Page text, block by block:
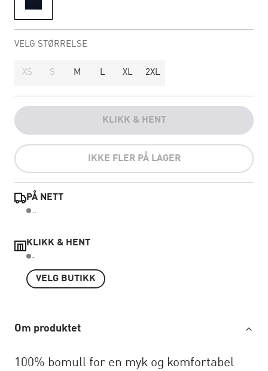
VELG STØRRELSE
XS S M L XL 2XL
KLIKK & HENT
IKKE FLER PÅ LAGER
PÅ NETT
...
KLIKK & HENT
..
VELG BUTIKK
Om produktet
100% bomull for en myk og komfortabel